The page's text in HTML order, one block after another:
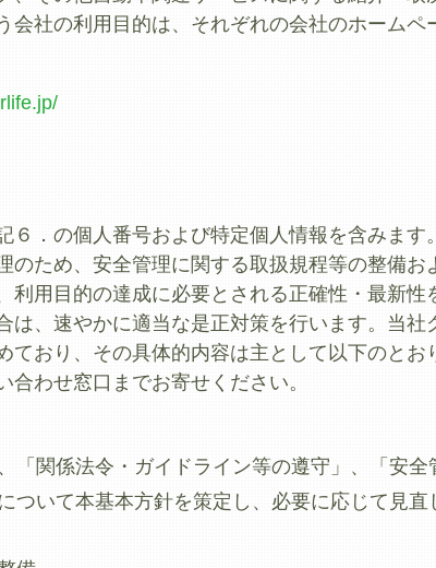
会社の利用目的は、それぞれの会社のホームペ
６．の個人番号および特定個人情報を含みます
ため、安全管理に関する取扱規程等の整備お
利用目的の達成に必要とされる正確性・最新性
、速やかに適当な是正対策を行います。当社
ており、その具体的内容は主として以下のとお
わせ窓口までお寄せください。
「関係法令・ガイドライン等の遵守」、「安
いて本基本方針を策定し、必要に応じて見直